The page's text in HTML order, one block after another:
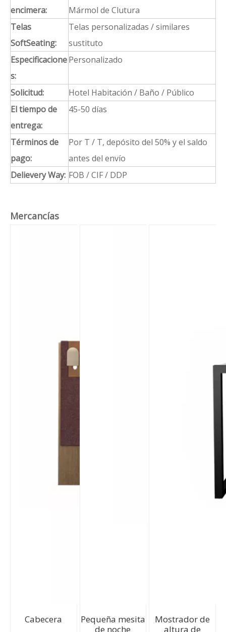
encimera:
Mármol de Clutura
Telas
SoftSeating:
Telas personalizadas / similares
sustituto
Especificacione
s:
Personalizado
Solicitud:
Hotel Habitación / Baño / Público
El tiempo de
entrega:
45-50 días
Términos de
pago:
Por T / T, depósito del 50% y el saldo
antes del envío
Delievery Way: FOB / CIF / DDP
Mercancías
Cabecera
Pequeña mesita
de noche
Mostrador de
altura de